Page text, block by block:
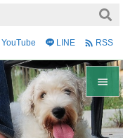


メニュ
YouTube LINE  RSS